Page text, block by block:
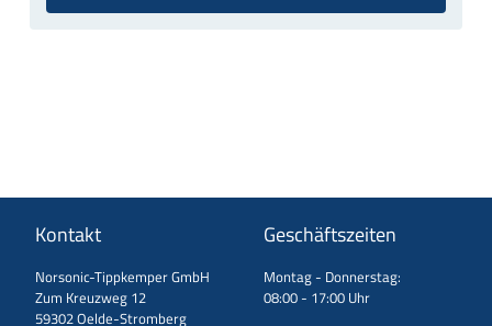
Kontakt
Norsonic-Tippkemper GmbH
Zum Kreuzweg 12
59302 Oelde-Stromberg
Geschäftszeiten
Montag - Donnerstag:
08:00 - 17:00 Uhr